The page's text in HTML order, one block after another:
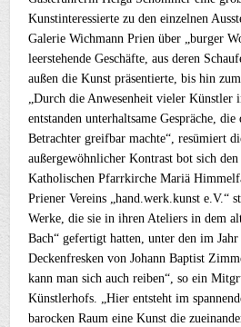
Kunstinteressierte zu den einzelnen
Galerie Wichmann Prien über „burger
leerstehende Geschäfte, aus deren
außen die Kunst präsentierte, bis hin
„Durch die Anwesenheit vieler Künstler
entstanden unterhaltsame Gespräche,
Betrachter greifbar machte“, resümiert
außergewöhnlicher Kontrast bot sich
Katholischen Pfarrkirche Mariä
Priener Vereins „hand.werk.kunst e.V.“
Werke, die sie in ihren Ateliers in dem
Bach“ gefertigt hatten, unter den im
Deckenfresken von Johann Baptist
kann man sich auch reiben“, so ein
Künstlerhofs. „Hier entsteht im
barocken Raum eine Kunst die